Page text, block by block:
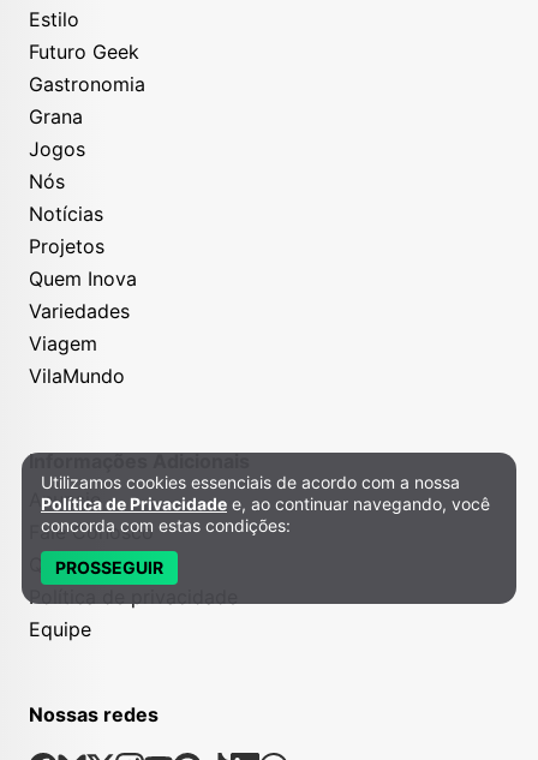
Estilo
Futuro Geek
Gastronomia
Grana
Jogos
Nós
Notícias
Projetos
Quem Inova
Variedades
Viagem
VilaMundo
Informações Adicionais
Anuncie
Fale Conosco
Quem somos
Política de privacidade
Equipe
Nossas redes
Política de Privacidade e Cookies
Utilizamos cookies essenciais de acordo com a nossa
Política de Privacidade e, ao continuar navegando, você
concorda com estas condições:
PROSSEGUIR